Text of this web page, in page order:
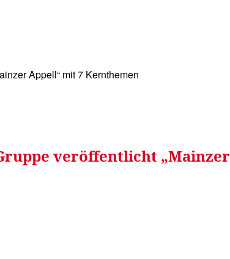
Appell“ mit 7 Kernthemen
veröffentlicht